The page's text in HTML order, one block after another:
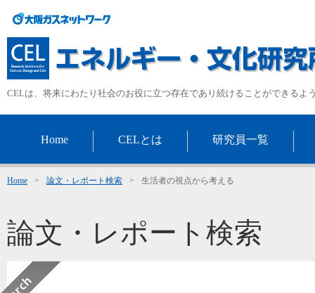
CELは、将来にわたり社会のお役に立つ存在であり続けることができるよ
Home CELとは 研究員一覧
Home > 論文・レポート検索 > 生活者の視点から考える
論文・レポート検索